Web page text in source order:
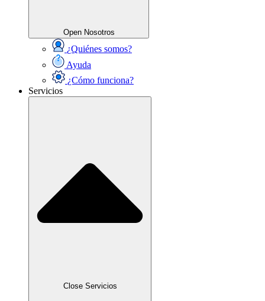
Open Nosotros
¿Quiénes somos?
Ayuda
¿Cómo funciona?
Servicios
Close Servicios